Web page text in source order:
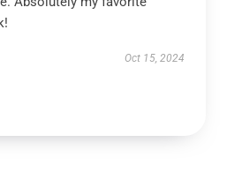
Oct 15, 2024